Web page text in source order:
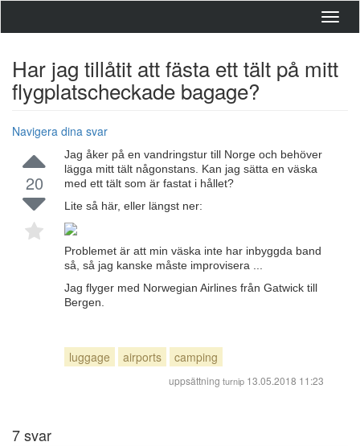
Har jag tillåtit att fästa ett tält på mitt
flygplatscheckade bagage?
Navigera dina svar
20
Jag åker på en vandringstur till Norge och behöver
lägga mitt tält någonstans. Kan jag sätta en väska
med ett tält som är fastat i hållet?
Lite så här, eller längst ner:
Problemet är att min väska inte har inbyggda band
så, så jag kanske måste improvisera ...
Jag flyger med Norwegian Airlines från Gatwick till
Bergen.
luggage airports camping
uppsättning turnip 13.05.2018 11:23
7svar